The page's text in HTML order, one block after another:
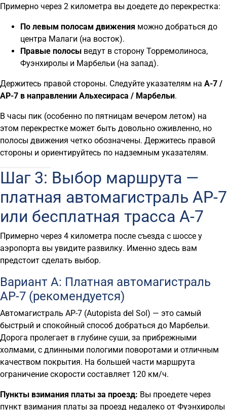
Примерно через 2 километра вы доедете до перекрестка:
По левым полосам движения можно добраться до
центра Малаги (на восток).
Правые полосы ведут в сторону Торремолиноса,
Фуэнхиролы и Марбельи (на запад).
Держитесь правой стороны. Следуйте указателям на A-7 /
AP-7 в направлении Альхесираса / Марбельи.
В часы пик (особенно по пятницам вечером летом) на
этом перекрестке может быть довольно оживленно, но
полосы движения четко обозначены. Держитесь правой
стороны и ориентируйтесь по надземным указателям.
Шаг 3: Выбор маршрута —
платная автомагистраль AP-7
или бесплатная трасса A-7
Примерно через 4 километра после съезда с шоссе у
аэропорта вы увидите развилку. Именно здесь вам
предстоит сделать выбор.
Вариант А: Платная автомагистраль
AP-7 (рекомендуется)
Автомагистраль AP-7 (Autopista del Sol) — это самый
быстрый и спокойный способ добраться до Марбельи.
Дорога пролегает в глубине суши, за прибрежными
холмами, с длинными пологими поворотами и отличным
качеством покрытия. На большей части маршрута
ограничение скорости составляет 120 км/ч.
Пункты взимания платы за проезд: Вы проедете через
пункт взимания платы за проезд недалеко от Фуэнхиролы